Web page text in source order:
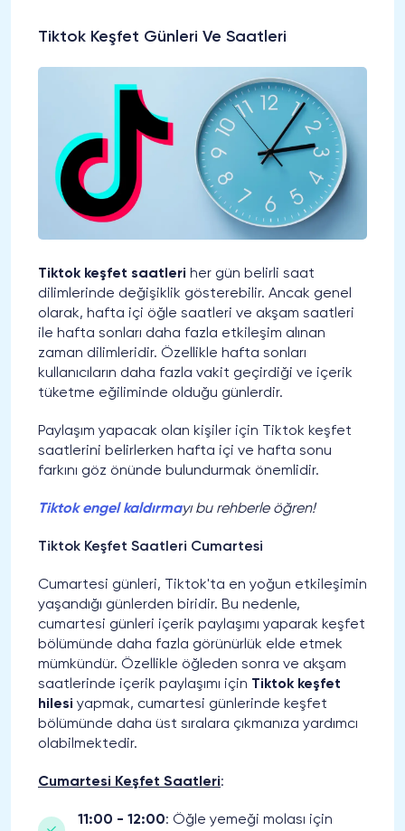
Tiktok Keşfet Günleri Ve Saatleri
Tiktok keşfet saatleri her gün belirli saat
dilimlerinde değişiklik gösterebilir. Ancak genel
olarak, hafta içi öğle saatleri ve akşam saatleri
ile hafta sonları daha fazla etkileşim alınan
zaman dilimleridir. Özellikle hafta sonları
kullanıcıların daha fazla vakit geçirdiği ve içerik
tüketme eğiliminde olduğu günlerdir.
Paylaşım yapacak olan kişiler için Tiktok keşfet
saatlerini belirlerken hafta içi ve hafta sonu
farkını göz önünde bulundurmak önemlidir.
Tiktok engel kaldırmayı bu rehberle öğren!
Tiktok Keşfet Saatleri Cumartesi
Cumartesi günleri, Tiktok'ta en yoğun etkileşimin
yaşandığı günlerden biridir. Bu nedenle,
cumartesi günleri içerik paylaşımı yaparak keşfet
bölümünde daha fazla görünürlük elde etmek
mümkündür. Özellikle öğleden sonra ve akşam
saatlerinde içerik paylaşımı için Tiktok keşfet
hilesi yapmak, cumartesi günlerinde keşfet
bölümünde daha üst sıralara çıkmanıza yardımcı
olabilmektedir.
Cumartesi Keşfet Saatleri:
11:00 - 12:00: Öğle yemeği molası için